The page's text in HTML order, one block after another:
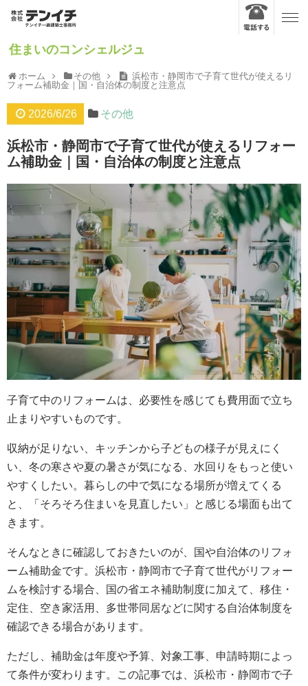
住まいのコンシェルジュ
ホーム その他
浜松市・静岡市で子育て世代が使えるリ
フォーム補助金｜国・自治体の制度と注意点
2026/6/26 その他
浜松市・静岡市で子育て世代が使えるリフォー
ム補助金｜国・自治体の制度と注意点
子育て中のリフォームは、必要性を感じても費用面で立ち
止まりやすいものです。
収納が足りない、キッチンから子どもの様子が見えにく
い、冬の寒さや夏の暑さが気になる、水回りをもっと使い
やすくしたい。暮らしの中で気になる場所が増えてくる
と、「そろそろ住まいを見直したい」と感じる場面も出て
きます。
そんなときに確認しておきたいのが、国や自治体のリフォ
ーム補助金です。浜松市・静岡市で子育て世代がリフォー
ムを検討する場合、国の省エネ補助制度に加えて、移住・
定住、空き家活用、多世帯同居などに関する自治体制度を
確認できる場合があります。
ただし、補助金は年度や予算、対象工事、申請時期によっ
て条件が変わります。この記事では、浜松市・静岡市で子